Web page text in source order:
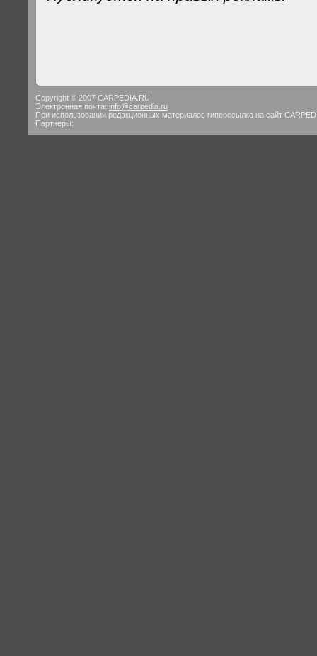
Copyright © 2007 CARPEDIA.RU
Электронная почта: info@carpedia.ru
При использовании редакционных материалов гиперссылка на сайт
Партнеры: